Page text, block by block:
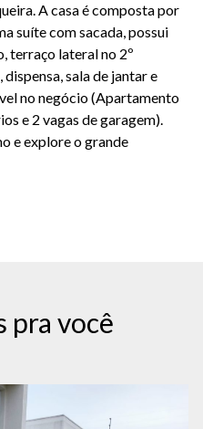
A casa é composta por
suíte com sacada, possui
terraço lateral no 2º
sala de jantar e
no negócio (Apartamento
e 2 vagas de garagem).
e explore o grande
pra você